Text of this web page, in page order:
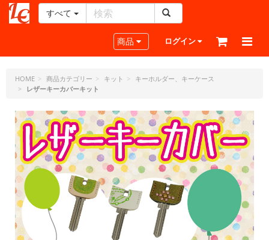
ー
ラ
フ
ド
ッ
ト・
ジ
ェ
ー
ピ
ー
すべて
Toggle navigation
商品 ログイン
HOME 商品カテゴリー キット
キーホルダー、キーケース
レザーキーカバーキット